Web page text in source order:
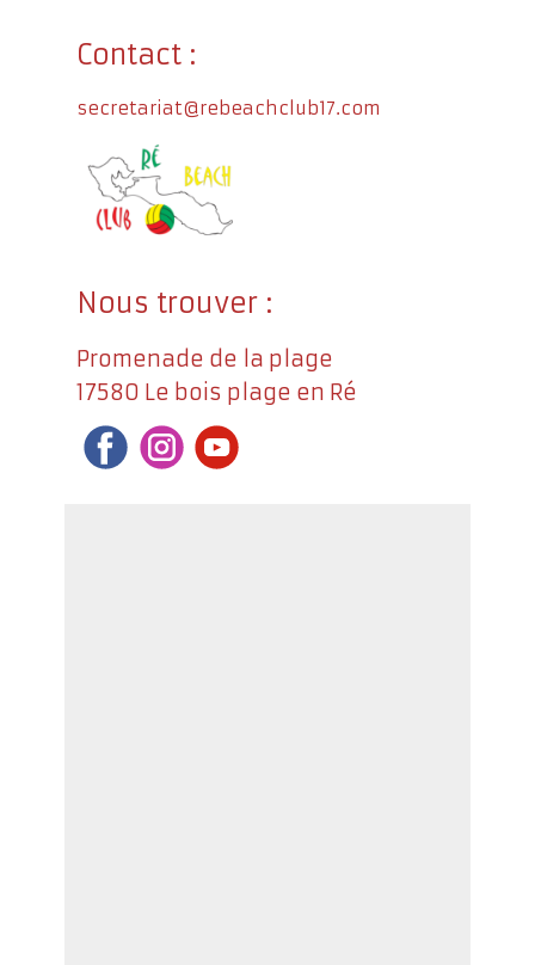
Contact :
secretariat@rebeachclub17.com
Nous trouver :
Promenade de la plage
17580 Le bois plage en Ré